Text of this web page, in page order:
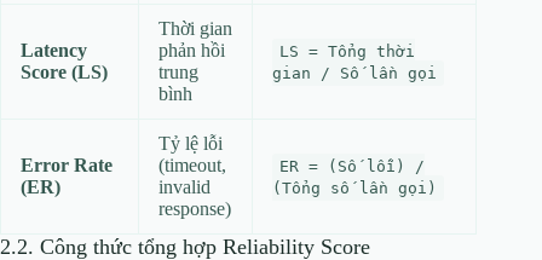
Latency
Score (LS)
Thời gian
phản hồi
trung
bình
LS = Tổng thời
gian / Số lần gọi
Error Rate
(ER)
Tỷ lệ lỗi
(timeout,
invalid
response)
ER = (Số lỗi) /
(Tổng số lần gọi)
2.2. Công thức tổng hợp Reliability Score